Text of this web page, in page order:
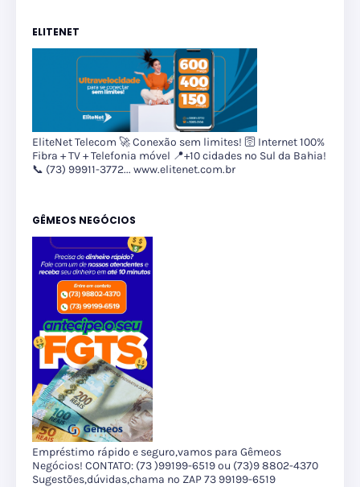
ELITENET
EliteNet Telecom 🚀 Conexão sem limites! 🛜 Internet 100%
Fibra + TV + Telefonia móvel 📍+10 cidades no Sul da Bahia!
📞 (73) 99911-3772... www.elitenet.com.br
GÊMEOS NEGÓCIOS
Empréstimo rápido e seguro,vamos para Gêmeos
Negócios! CONTATO: (73 )99199-6519 ou (73)9 8802-4370
Sugestões,dúvidas,chama no ZAP 73 99199-6519